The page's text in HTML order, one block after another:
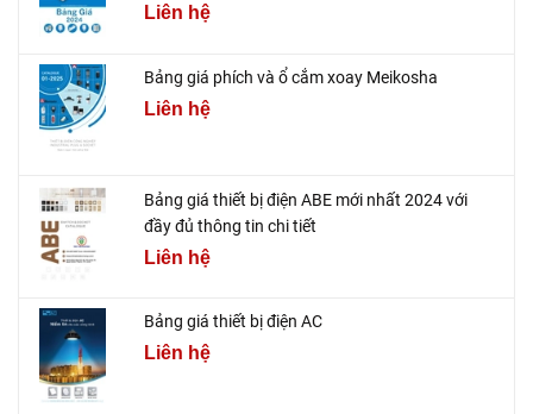
Liên hệ
Bảng giá phích và ổ cắm xoay Meikosha
Liên hệ
Bảng giá thiết bị điện ABE mới nhất 2024 với
đầy đủ thông tin chi tiết
Liên hệ
Bảng giá thiết bị điện AC
Liên hệ